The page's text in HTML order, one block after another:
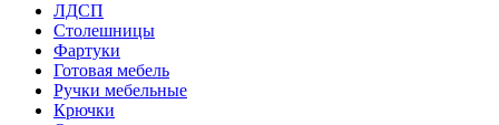
ЛДСП
Столешницы
Фартуки
Готовая мебель
Ручки мебельные
Крючки